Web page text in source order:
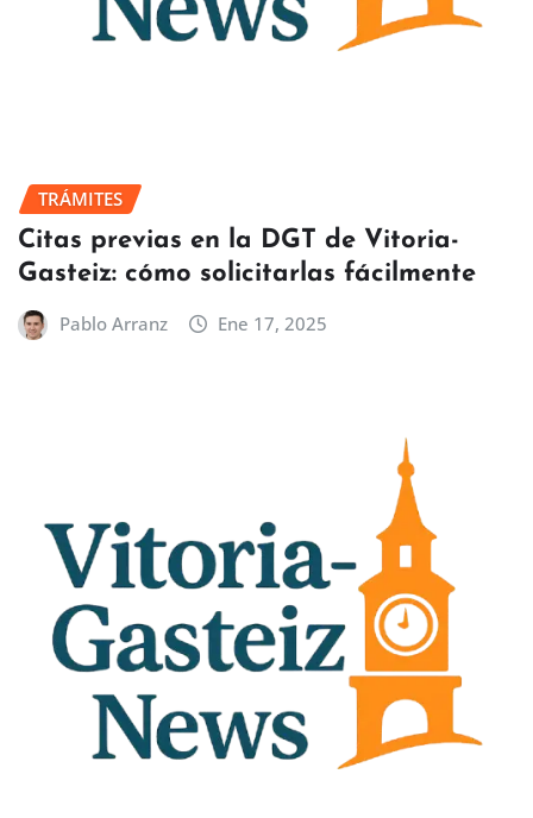
TRÁMITES
Citas previas en la DGT de Vitoria-
Gasteiz: cómo solicitarlas fácilmente
Pablo Arranz Ene 17, 2025